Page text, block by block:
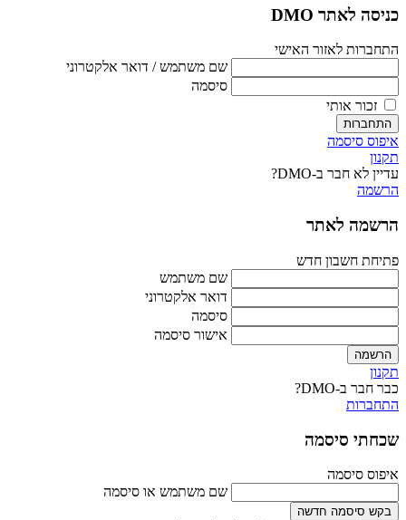
כניסה לאתר DMO
התחברות לאזור האישי
שם משתמש / דואר אלקטרוני
סיסמה
זכור אותי
התחברות
איפוס סיסמה
תקנון
עדיין לא חבר ב-DMO?
הרשמה
הרשמה לאתר
פתיחת חשבון חדש
שם משתמש
דואר אלקטרוני
סיסמה
אישור סיסמה
הרשמה
תקנון
כבר חבר ב-DMO?
התחברות
שכחתי סיסמה
איפוס סיסמה
שם משתמש או סיסמה
בקש סיסמה חדשה